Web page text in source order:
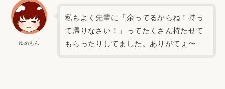
ゆめもん
私もよく先輩に「余ってるからね！持っ
て帰りなさい！」ってたくさん持たせて
もらったりしてました。ありがてぇ〜